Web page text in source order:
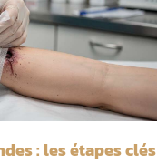
: les étapes clés